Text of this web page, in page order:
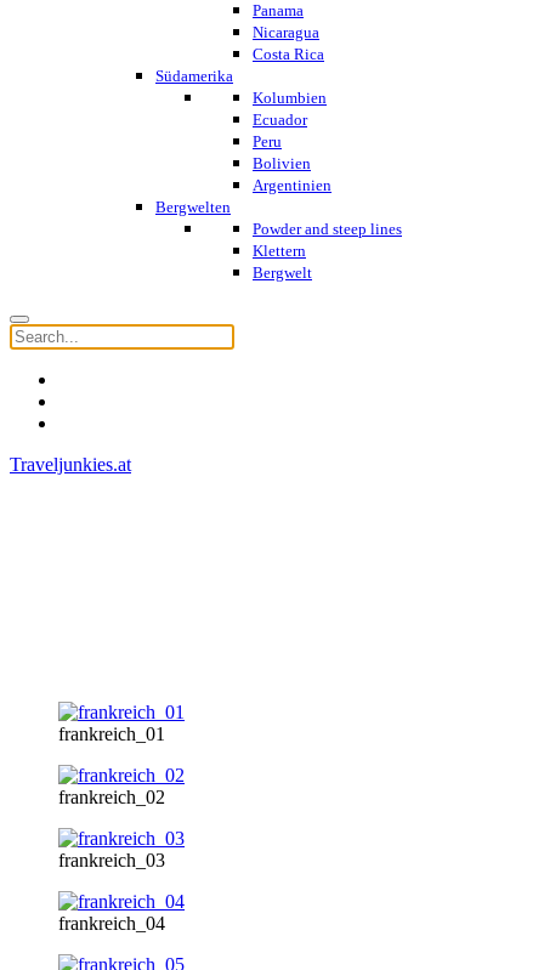
Panama
Nicaragua
Costa Rica
Südamerika
Kolumbien
Ecuador
Peru
Bolivien
Argentinien
Bergwelten
Powder and steep lines
Klettern
Bergwelt
Traveljunkies.at
frankreich_01
frankreich_02
frankreich_03
frankreich_04